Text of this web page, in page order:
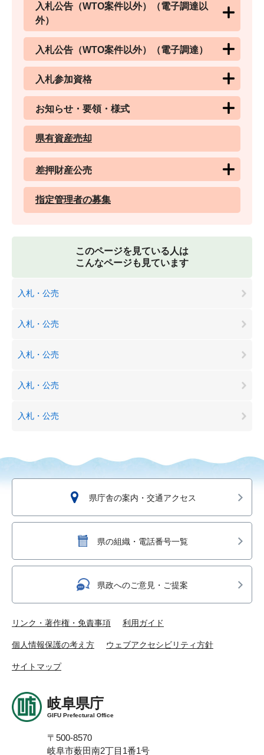
入札公告（WTO案件以外）（電子調達以
外）
入札公告（WTO案件以外）（電子調達）
入札参加資格
お知らせ・要領・様式
県有資産売却
差押財産公売
指定管理者の募集
このページを見ている人は
こんなページも見ています
入札・公売
入札・公売
入札・公売
入札・公売
入札・公売
県庁舎の案内・交通アクセス
県の組織・電話番号一覧
県政へのご意見・ご提案
リンク・著作権・免責事項 利用ガイド
個人情報保護の考え方 ウェブアクセシビリティ方針
サイトマップ
岐阜県庁
GIFU Prefectural Office
〒500-8570
岐阜市薮田南2丁目1番1号